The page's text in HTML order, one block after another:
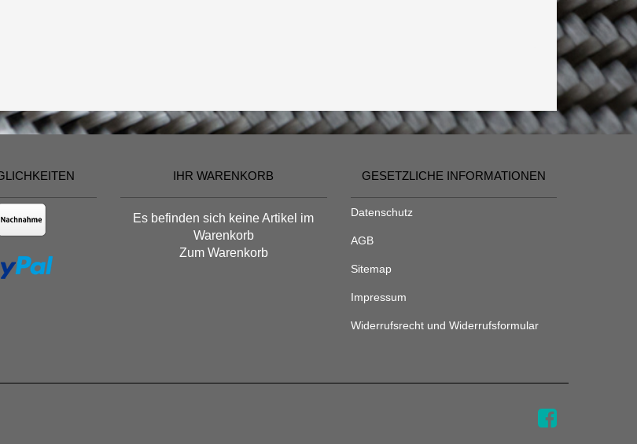
IHR WARENKORB
Es befinden sich keine Artikel im
Warenkorb
Zum Warenkorb
GESETZLICHE INFORMATIONEN
Datenschutz
AGB
Sitemap
Impressum
Widerrufsrecht und Widerrufsformular